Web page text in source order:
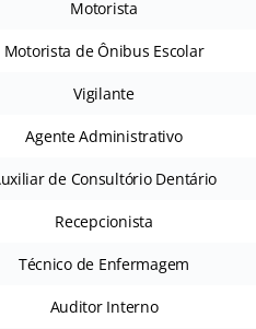
Motorista
Motorista de Ônibus Escolar
Vigilante
Agente Administrativo
de Consultório Dentário
Recepcionista
Técnico de Enfermagem
Auditor Interno